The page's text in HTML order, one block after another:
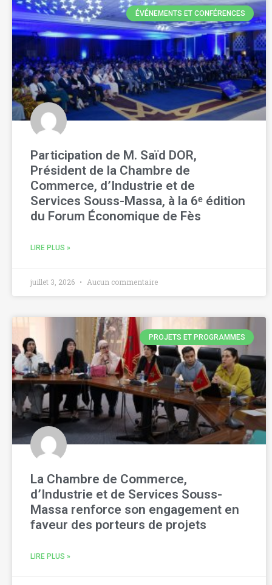
ÉVÉNEMENTS ET CONFÉRENCES
Participation de M. Saïd DOR,
Président de la Chambre de
Commerce, d’Industrie et de
Services Souss-Massa, à la 6ᵉ édition
du Forum Économique de Fès
LIRE PLUS »
juillet 3, 2026 Aucun commentaire
PROJETS ET PROGRAMMES
La Chambre de Commerce,
d’Industrie et de Services Souss-
Massa renforce son engagement en
faveur des porteurs de projets
LIRE PLUS »